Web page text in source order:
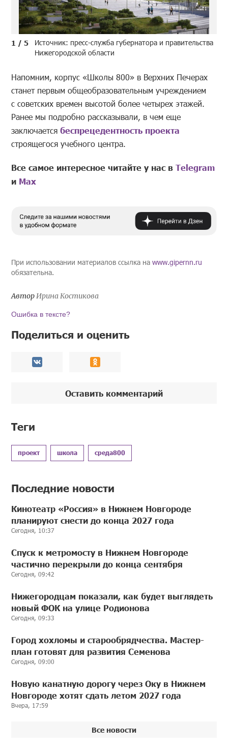
1 / 5
Источник: пресс-служба губернатора и правительства
Нижегородской области
Напомним, корпус «Школы 800» в Верхних Печерах
станет первым общеобразовательным учреждением
с советских времен высотой более четырех этажей.
Ранее мы подробно рассказывали, в чем еще
заключаетсябеспрецедентность проекта
строящегося учебного центра.
Все самое интересное читайте у нас вTelegram
и Mах
При использовании материалов ссылка наwww.gipernn.ru
обязательна.
Автор Ирина Костикова
Ошибка в тексте?
Поделиться и оценить
Оставить комментарий
Теги
проект школа среда800
Последние новости
Кинотеатр «Россия» в Нижнем Новгороде
планируют снести до конца 2027 года
Сегодня, 10:37
Спуск к метромосту в Нижнем Новгороде
частично перекрыли до конца сентября
Сегодня, 09:42
Нижегородцам показали, как будет выглядеть
новый ФОК на улице Родионова
Сегодня, 09:33
Город хохломы и старообрядчества. Мастер-
план готовят для развития Семенова
Сегодня, 09:00
Новую канатную дорогу через Оку в Нижнем
Новгороде хотят сдать летом 2027 года
Вчера, 17:59
Все новости